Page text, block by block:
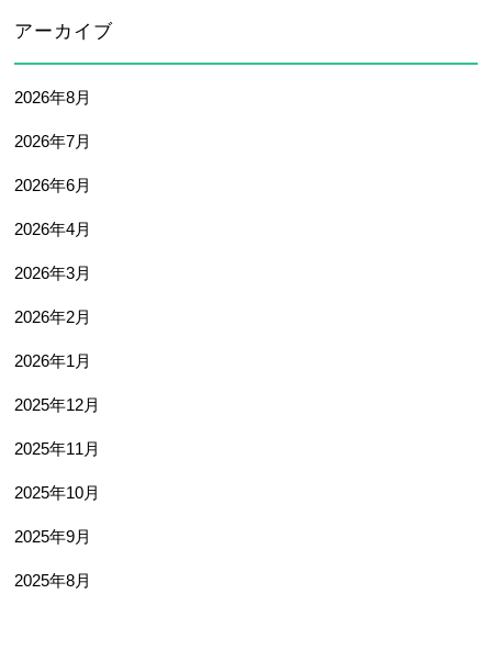
アーカイブ
2026年8月
2026年7月
2026年6月
2026年4月
2026年3月
2026年2月
2026年1月
2025年12月
2025年11月
2025年10月
2025年9月
2025年8月